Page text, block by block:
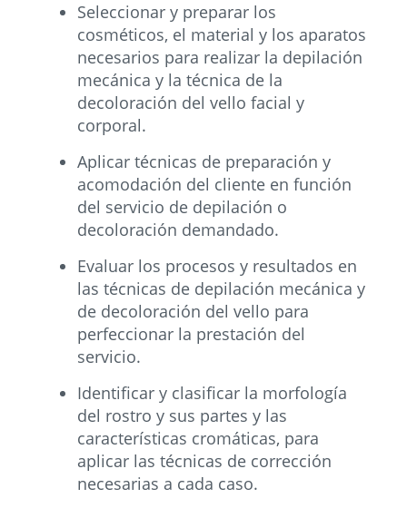
Seleccionar y preparar los
cosméticos, el material y los aparatos
necesarios para realizar la depilación
mecánica y la técnica de la
decoloración del vello facial y
corporal.
Aplicar técnicas de preparación y
acomodación del cliente en función
del servicio de depilación o
decoloración demandado.
Evaluar los procesos y resultados en
las técnicas de depilación mecánica y
de decoloración del vello para
perfeccionar la prestación del
servicio.
Identificar y clasificar la morfología
del rostro y sus partes y las
características cromáticas, para
aplicar las técnicas de corrección
necesarias a cada caso.